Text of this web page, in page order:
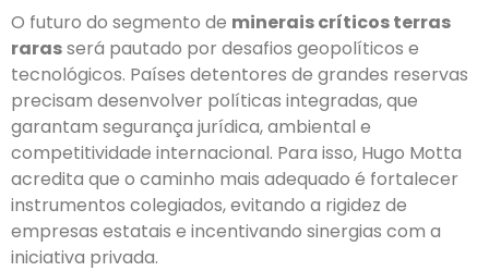
O futuro do segmento de minerais críticos terras
rarasserá pautado por desafios geopolíticos e
tecnológicos. Países detentores de grandes reservas
precisam desenvolver políticas integradas, que
garantam segurança jurídica, ambiental e
competitividade internacional. Para isso, Hugo Motta
acredita que o caminho mais adequado é fortalecer
instrumentos colegiados, evitando a rigidez de
empresas estatais e incentivando sinergias com a
iniciativa privada.